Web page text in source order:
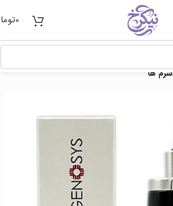
0
سرم ها